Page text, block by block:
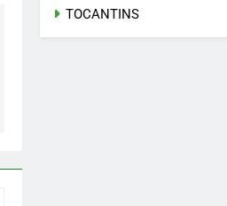
TOCANTINS